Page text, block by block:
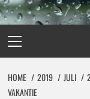
menu
HOME 2019 JULI
VAKANTIE